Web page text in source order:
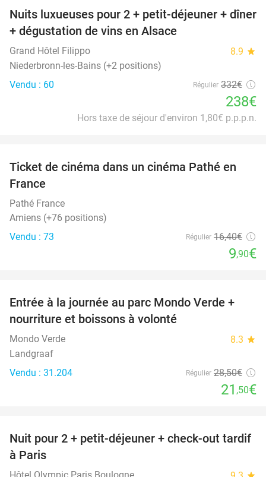
28%
Nuits luxueuses pour 2 + petit-déjeuner + dîner
+ dégustation de vins en Alsace
Grand Hôtel Filippo 8.9 star
Niederbronn-les-Bains (+2 positions)
Vendu : 60
Régulier 332€
238€
Hors taxe de séjour d'environ 1,80€ p.p.p.n.
40%
Ticket de cinéma dans un cinéma Pathé en
France
Pathé France
Amiens (+76 positions)
Vendu : 73
Régulier 16,40€
9,90€
25%
Entrée à la journée au parc Mondo Verde +
nourriture et boissons à volonté
Mondo Verde 8.3 star
Landgraaf
Vendu : 31.204
Régulier 28,50€
21 ,50€
62%
Nuit pour 2 + petit-déjeuner + check-out tardif
à Paris